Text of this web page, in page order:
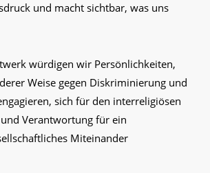
und macht sichtbar, was uns
würdigen wir Persönlichkeiten,
Weise gegen Diskriminierung und
sich für den interreligiösen
Verantwortung für ein
Miteinander